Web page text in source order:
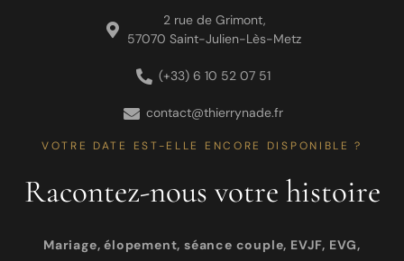
2 rue de Grimont,
57070 Saint-Julien-Lès-Metz
(+33) 6 10 52 07 51
contact@thierrynade.fr
VOTRE DATE EST-ELLE ENCORE DISPONIBLE ?
Racontez-nous votre histoire
Mariage, élopement, séance couple, EVJF, EVG,